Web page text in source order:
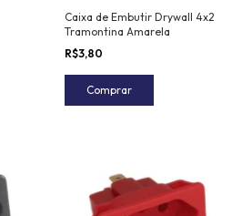
Caixa de Embutir Drywall 4x2
Tramontina Amarela
R$3,80
Comprar